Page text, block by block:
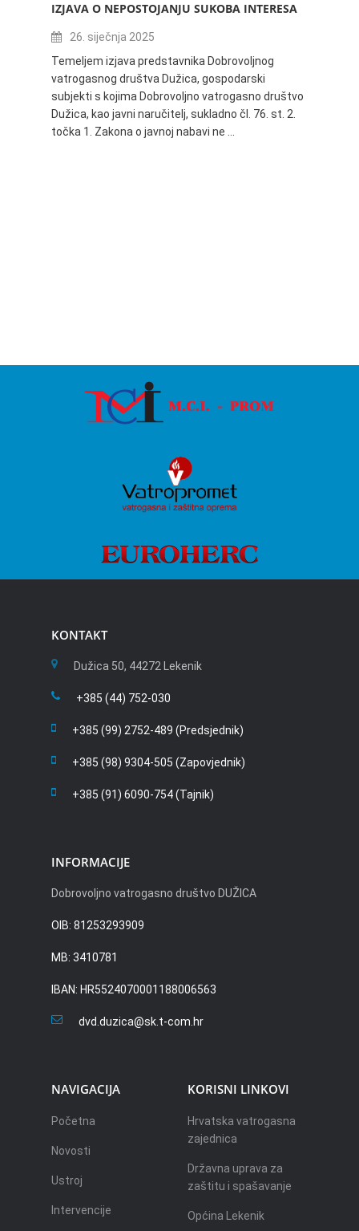
IZJAVA O NEPOSTOJANJU SUKOBA INTERESA
26. siječnja 2025
Temeljem izjava predstavnika Dobrovoljnog
vatrogasnog društva Dužica, gospodarski
subjekti s kojima Dobrovoljno vatrogasno društvo
Dužica, kao javni naručitelj, sukladno čl. 76. st. 2.
točka 1. Zakona o javnoj nabavi ne …
KONTAKT
Dužica 50, 44272 Lekenik
+385 (44) 752-030
+385 (99) 2752-489 (Predsjednik)
+385 (98) 9304-505 (Zapovjednik)
+385 (91) 6090-754 (Tajnik)
INFORMACIJE
Dobrovoljno vatrogasno društvo DUŽICA
OIB: 81253293909
MB: 3410781
IBAN: HR5524070001188006563
dvd.duzica@sk.t-com.hr
NAVIGACIJA
Početna
Novosti
Ustroj
Intervencije
KORISNI LINKOVI
Hrvatska vatrogasna
zajednica
Državna uprava za
zaštitu i spašavanje
Općina Lekenik